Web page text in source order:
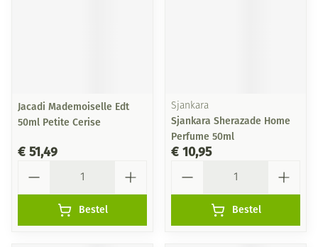
Jacadi Mademoiselle Edt
50ml Petite Cerise
€ 51,49
Bestel
Sjankara
Sjankara Sherazade Home
Perfume 50ml
€ 10,95
Bestel